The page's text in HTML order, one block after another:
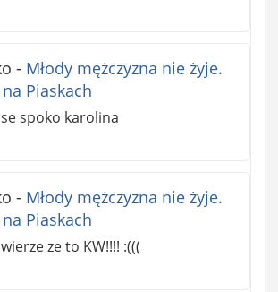
- Młody mężczyzna nie żyje.
na Piaskach
spoko karolina
- Młody mężczyzna nie żyje.
na Piaskach
ze to KW!!!! :(((